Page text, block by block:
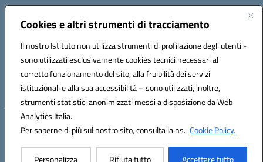
Cookies e altri strumenti di tracciamento
Il nostro Istituto non utilizza strumenti di profilazione degli utenti -
sono utilizzati esclusivamente cookies tecnici necessari al
corretto funzionamento del sito, alla fruibilità dei servizi
istituzionali e alla sua accessibilità – sono utilizzati, inoltre,
strumenti statistici anonimizzati messi a disposizione da Web
Analytics Italia.
Per saperne di più sul nostro sito, consulta la ns. Cookie Policy.
Personalizza Rifiuta tutto Accettare tutto
Indirizzo:Corso Vittorio Emanuele, 27 90133 - Palermo
Posta elettronica certificata (PEC):pais03600r@pec.istruzione.it
Codice fiscale: 97308550827
Codice meccanografico: PAIS03600R
Hosting & Powered by 3D Solution S.r.l.
Concept & Design by Designers Italia